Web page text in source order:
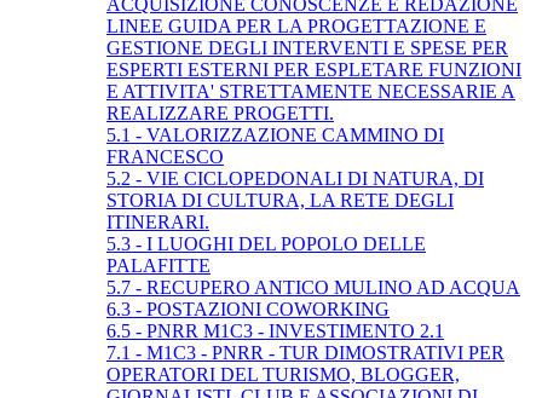
LINEE GUIDA PER LA PROGETTAZIONE E
GESTIONE DEGLI INTERVENTI E SPESE PER
ESPERTI ESTERNI PER ESPLETARE FUNZIONI
E ATTIVITA' STRETTAMENTE NECESSARIE A
REALIZZARE PROGETTI.
5.1 - VALORIZZAZIONE CAMMINO DI
FRANCESCO
5.2 - VIE CICLOPEDONALI DI NATURA, DI
STORIA DI CULTURA, LA RETE DEGLI
ITINERARI.
5.3 - I LUOGHI DEL POPOLO DELLE
PALAFITTE
5.7 - RECUPERO ANTICO MULINO AD ACQUA
6.3 - POSTAZIONI COWORKING
6.5 - PNRR M1C3 - INVESTIMENTO 2.1
7.1 - M1C3 - PNRR - TUR DIMOSTRATIVI PER
OPERATORI DEL TURISMO, BLOGGER,